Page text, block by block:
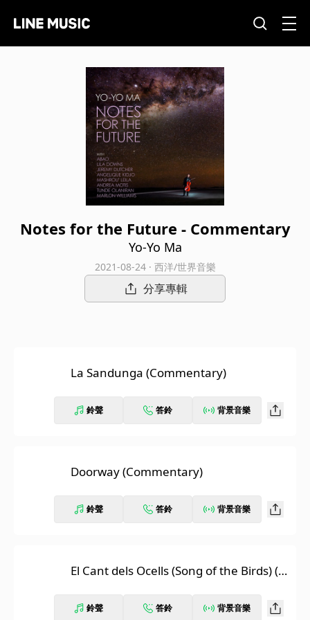
Notes for the Future - Commentary
Yo-Yo Ma
2021-08-24 · 西洋/世界音樂
分享專輯
La Sandunga (Commentary)
鈴聲 答鈴 背景音樂
Doorway (Commentary)
鈴聲 答鈴 背景音樂
El Cant dels Ocells (Song of the Birds) (C
鈴聲 答鈴 背景音樂